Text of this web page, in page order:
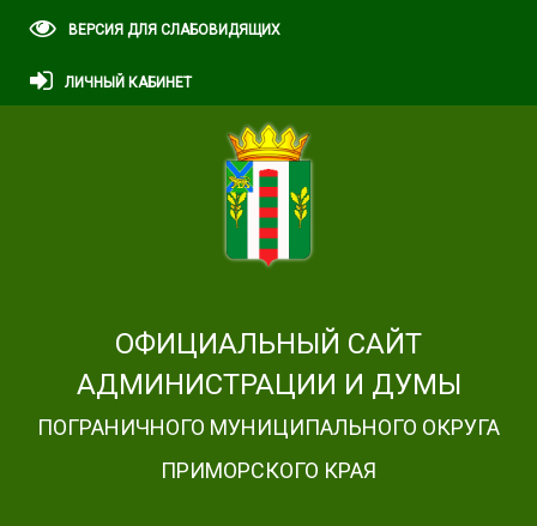
ВЕРСИЯ ДЛЯ СЛАБОВИДЯЩИХ
ЛИЧНЫЙ КАБИНЕТ
ОФИЦИАЛЬНЫЙ САЙТ
АДМИНИСТРАЦИИ И ДУМЫ
ПОГРАНИЧНОГО МУНИЦИПАЛЬНОГО ОКРУГА
ПРИМОРСКОГО КРАЯ